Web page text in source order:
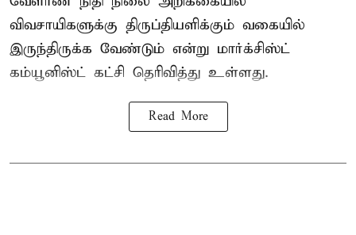
விவசாயிகளுக்கு திருப்தியளிக்கும் வகையில்
இருந்திருக்க வேண்டும் என்று மார்க்சிஸ்ட்
கம்யூனிஸ்ட் கட்சி தெரிவித்து உள்ளது.
Read More